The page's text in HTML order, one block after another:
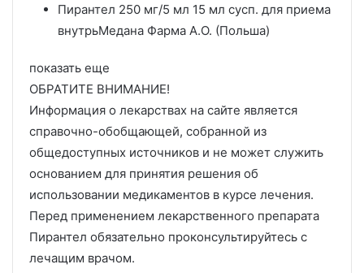
Пирантел 250 мг/5 мл 15 мл сусп. для приема
внутрьМедана Фарма А.О. (Польша)
показать еще
ОБРАТИТЕ ВНИМАНИЕ!
Информация о лекарствах на сайте является
справочно-обобщающей, собранной из
общедоступных источников и не может служить
основанием для принятия решения об
использовании медикаментов в курсе лечения.
Перед применением лекарственного препарата
Пирантел обязательно проконсультируйтесь с
лечащим врачом.